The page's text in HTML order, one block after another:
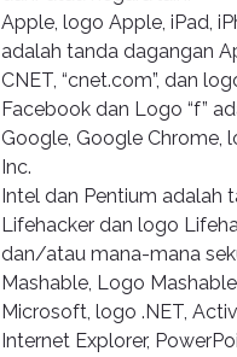
Apple, logo Apple, iPad,
adalah tanda dagangan
CNET, “cnet.com”, dan
Facebook dan Logo “f”
Google, Google Chrome,
Inc.
Intel dan Pentium adalah
Lifehacker dan logo
dan/atau mana-mana
Mashable, Logo
Microsoft, logo .NET,
Internet Explorer,